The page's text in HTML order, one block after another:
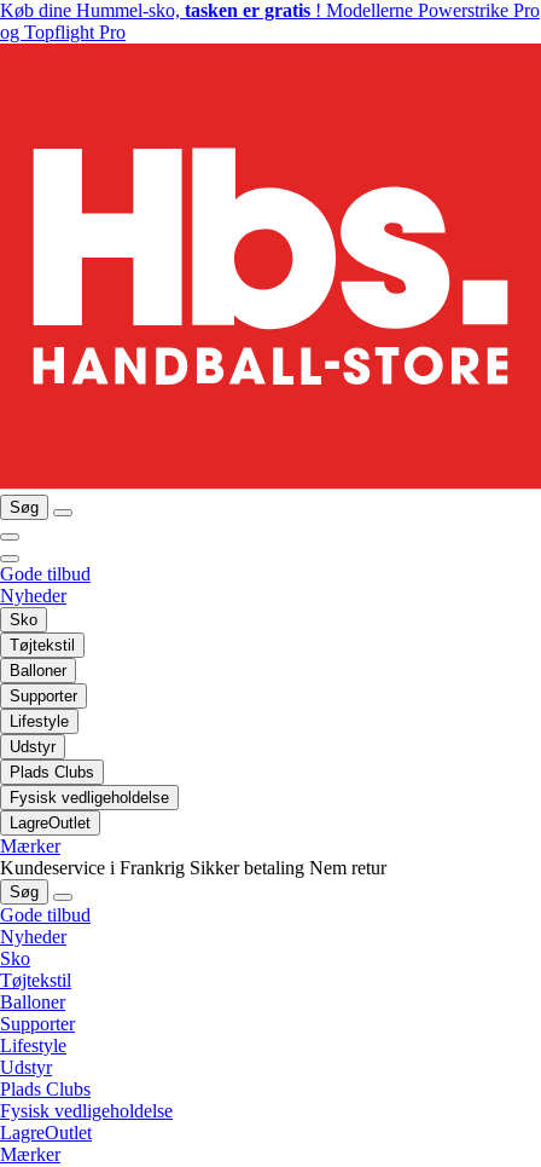
Køb dine Hummel-sko, tasken er gratis ! Modellerne Powerstrike Pro
og Topflight Pro
Søg
Gode tilbud
Nyheder
Sko
Tøjtekstil
Balloner
Supporter
Lifestyle
Udstyr
Plads Clubs
Fysisk vedligeholdelse
LagreOutlet
Mærker
Kundeservice i Frankrig Sikker betaling Nem retur
Søg
Gode tilbud
Nyheder
Sko
Tøjtekstil
Balloner
Supporter
Lifestyle
Udstyr
Plads Clubs
Fysisk vedligeholdelse
LagreOutlet
Mærker